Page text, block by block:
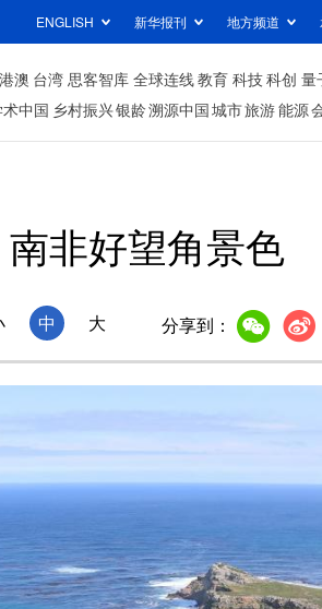
ENGLISH 新华报刊 地方频道
港澳 台湾 思客智库 全球连线教育 科技科创 量
中国 乡村振兴银龄溯源中国城市旅游能源
南非好望角景色
中 大 分享到：